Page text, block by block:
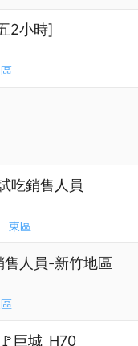
2小時]
吃銷售人員
東區
售人員-新竹地區
巨城_H70